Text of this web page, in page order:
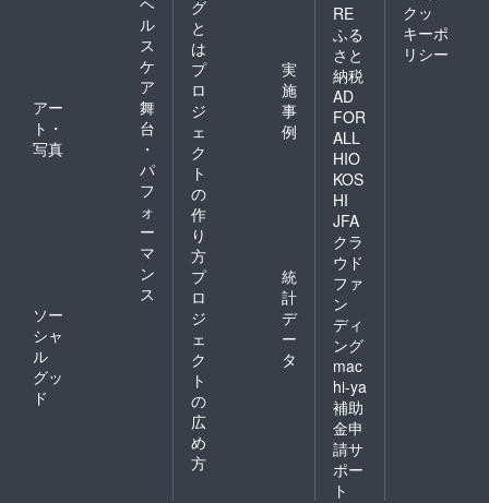
ル
ス
ケ
ア
アー
ト・
写真
舞
台
・
パ
フ
ォ
ー
マ
ン
ス
ソー
シャ
ル
グッ
ド
グ
と
は
プ
ロ
ジ
ェ
ク
ト
の
作
り
方
実
施
事
例
プ
ロ
ジ
ェ
ク
ト
の
広
め
方
統
計
デ
ー
タ
RE
ふる
さと
納税
AD
FOR
ALL
HIO
KOS
HI
JFA
クラ
ウド
ファ
ン
ディ
ング
mac
hi-ya
補助
金申
請サ
ポー
ト
クッ
キーポ
リシー